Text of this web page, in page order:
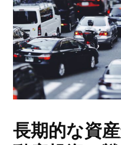
長期的な資